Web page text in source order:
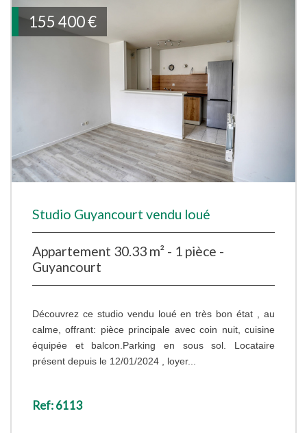
155 400€
Studio Guyancourt vendu loué
Appartement 30.33 m² - 1 pièce -
Guyancourt
Découvrez ce studio vendu loué en très bon état , au
calme, offrant: pièce principale avec coin nuit, cuisine
équipée et balcon.Parking en sous sol. Locataire
présent depuis le 12/01/2024 , loyer...
Ref: 6113